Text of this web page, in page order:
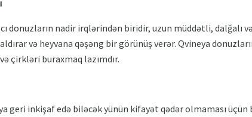
donuzların nadir irqlərindən biridir, uzun müddətli, dalğalı
və heyvana qəşəng bir görünüş verər. Qvineya
çirkləri buraxmaq lazımdır.
geri inkişaf edə biləcək yünün kifayət qədər olmaması